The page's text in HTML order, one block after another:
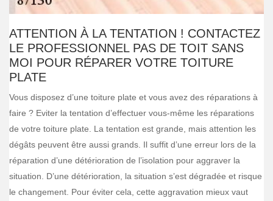
ATTENTION À LA TENTATION ! CONTACTEZ
LE PROFESSIONNEL PAS DE TOIT SANS
MOI POUR RÉPARER VOTRE TOITURE
PLATE
Vous disposez d’une toiture plate et vous avez des réparations à
faire ? Eviter la tentation d’effectuer vous-même les réparations
de votre toiture plate. La tentation est grande, mais attention les
dégâts peuvent être aussi grands. Il suffit d’une erreur lors de la
réparation d’une détérioration de l’isolation pour aggraver la
situation. D’une détérioration, la situation s’est dégradée et risque
le changement. Pour éviter cela, cette aggravation mieux vaut